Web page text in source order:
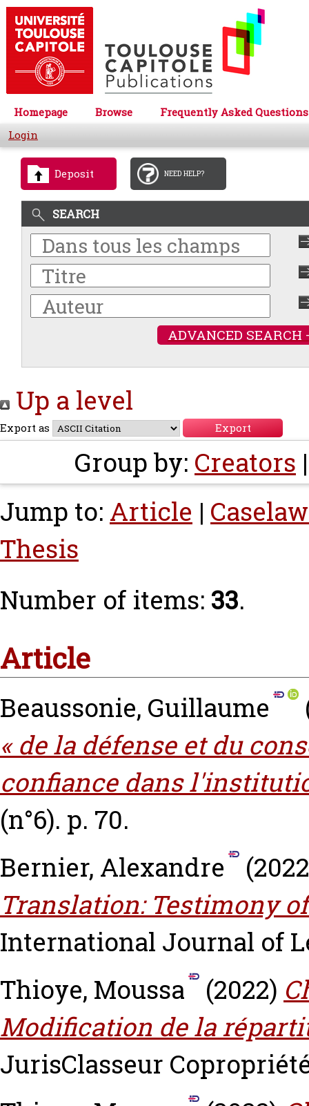
Homepage Browse
Frequently Asked Questions
Login
Deposit NEED HELP?
SEARCH
ADVANCED SEARCH
Up a level
Export as
Group by: Creators
Jump to: Article |
Thesis
Number of items: 33.
Article
Beaussonie, Guillaume
« de la défense et du
confiance dans
(n°6). p. 70.
Bernier, Alexandre
Translation: Testimony
International Journal of
Thioye, Moussa
(2022)
Modification de la
JurisClasseur